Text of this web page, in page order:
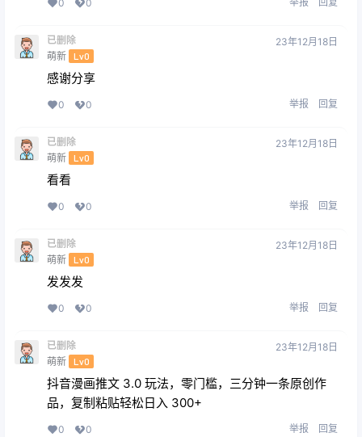
0 0
已删除
萌新 Lv0
23年12月18日
感谢分享
0 0 举报 回复
已删除
萌新 Lv0
23年12月18日
看看
0 0 举报 回复
已删除
萌新 Lv0
23年12月18日
发发发
0 0 举报 回复
已删除
萌新 Lv0
23年12月18日
抖音漫画推文 3.0 玩法，零门槛，三分钟一条原创作
品，复制粘贴轻松日入 300+
0 0 举报 回复